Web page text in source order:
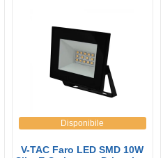
Disponibile
V-TAC Faro LED SMD 10W